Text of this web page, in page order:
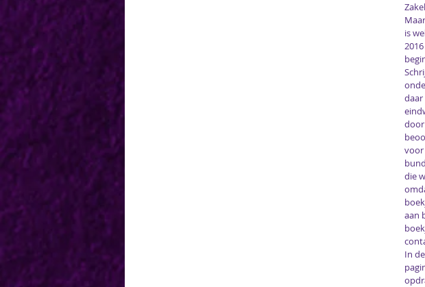
is
daar
voor
die
aan
In